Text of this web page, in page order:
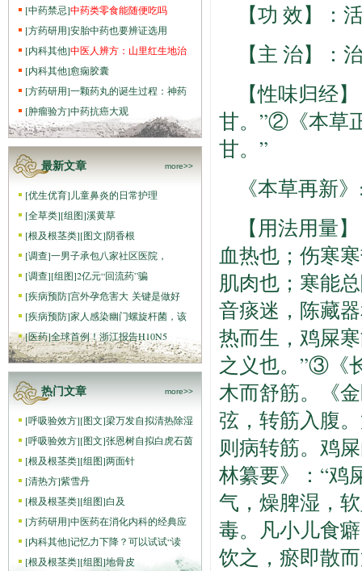
[中药禁忌]中药类零食能随便吃吗
[方药研用]安胎中药也要辨证选用
[内科其他]中医人辨方：山里红生地治
[内科其他]愈痫胶囊
[方药研用]一颗药丸的诞生过程：神药
[肿瘤验方]中药抗癌大观
最新文章 more>>
[优生优育] 儿童鼻炎的日常护理
[全草类][组图]溪黄草
[根及根茎类][图文]阴香根
[调查]一男子承包八家社区医院，
[调查][组图]2亿元“回流药”骗
[疾病预防]宫外孕危害大 关键是做好
[疾病预防]家人感染幽门螺旋杆菌，该
[医药]全球首例！浙江报告H10N5
热门文章 more>>
[呼吸验效方][图文]梁万发自拟清热除湿
[呼吸验效方][图文]张恩树自拟白虎石茵
[根及根茎类][组图]两面针
[清热方]紫雪丹
[根及根茎类][组图]白及
[方药研用]中医药在消化内科的经典应
[内科其他]记忆力下降？可以试试“读
[根及根茎类][组图]地骨皮
【功 效】：
【主 治】：
【性味归经
甘。”②《本草
甘。”
《本草再新
【用法用量
血热也；伤寒
肌肉也；寒能
音痰迷，陈藏
热而生，鸡屎
之义也。”③《
木而舒筋。《
弦，转筋入腹
则病转筋。鸡
林纂要》：“鸡
气，燥脾湿，
毒。凡小儿食
饮之，瘀即散